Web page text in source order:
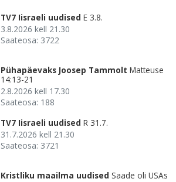
TV7 Iisraeli uudised E 3.8.
3.8.2026 kell 21.30
Saateosa: 3722
Pühapäevaks Joosep Tammolt Matteuse
14:13-21
2.8.2026 kell 17.30
Saateosa: 188
TV7 Iisraeli uudised R 31.7.
31.7.2026 kell 21.30
Saateosa: 3721
Kristliku maailma uudised Saade oli USAs